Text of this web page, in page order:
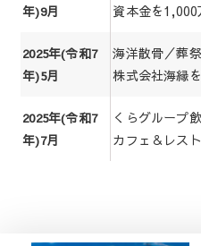
年)9月
資本金を1,000
2025年(令和7
年)5月
海洋散骨／葬
株式会社海縁
2025年(令和7
年)7月
くらグループ
カフェ＆レス